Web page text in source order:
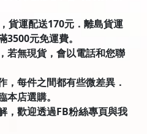
貨運配送170元．離島貨運
3500元免運費。
若無現貨，會以電話和您聯
，每件之間都有些微差異．
本店選購。
，歡迎透過FB粉絲專頁與我